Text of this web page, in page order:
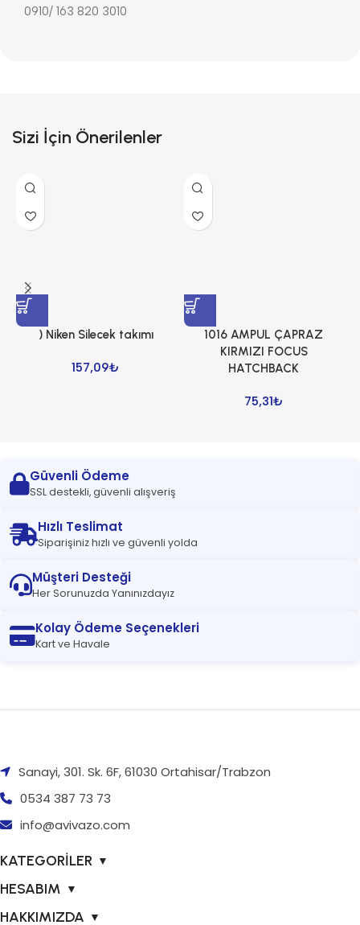
0910/ 163 820 3010
Sizi İçin Önerilenler
) Niken Silecek takımı
157,09₺
1016 AMPUL ÇAPRAZ
KIRMIZI FOCUS
HATCHBACK
75,31₺
Güvenli Ödeme
SSL destekli, güvenli alışveriş
Hızlı Teslimat
Siparişiniz hızlı ve güvenli yolda
Müşteri Desteği
Her Sorunuzda Yanınızdayız
Kolay Ödeme Seçenekleri
Kart ve Havale
Sanayi, 301. Sk. 6F, 61030 Ortahisar/Trabzon
0534 387 73 73
info@avivazo.com
KATEGORİLER ▼
HESABIM ▼
HAKKIMIZDA ▼